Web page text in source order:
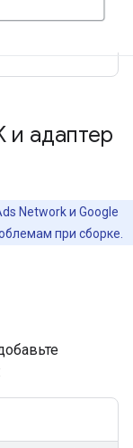
и адаптер
Network и Google
при сборке.